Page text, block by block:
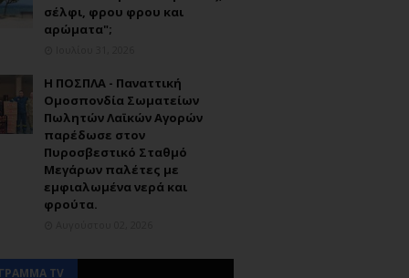
σέλφι, φρου φρου και
αρώματα";
Η ΠΟΣΠΛΑ - Παναττική
Ομοσπονδία Σωματείων
Πωλητών Λαϊκών Αγορών
παρέδωσε στον
Πυροσβεστικό Σταθμό
Μεγάρων παλέτες με
εμφιαλωμένα νερά και
φρούτα.
TV